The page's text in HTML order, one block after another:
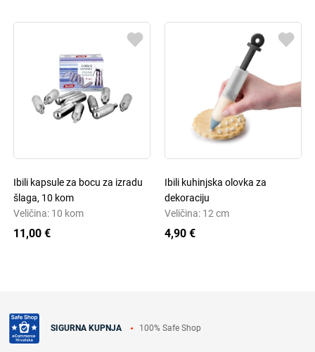
Ibili kapsule za bocu za izradu
šlaga, 10 kom
Veličina: 10 kom
11,00 €
Ibili kuhinjska olovka za
dekoraciju
Veličina: 12 cm
4,90 €
SIGURNA KUPNJA 100% Safe Shop